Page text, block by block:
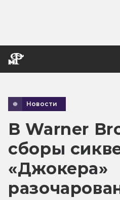
Новости
В Warner
сборы
«Джокера»